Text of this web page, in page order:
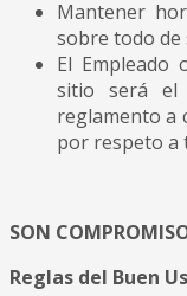
Mantener
sobre todo de
El Empleado
sitio será el
reglamento a
por respeto a
SON
Reglas del Buen